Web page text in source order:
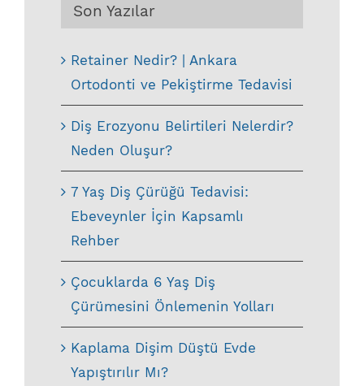
Son Yazılar
Retainer Nedir? | Ankara
Ortodonti ve Pekiştirme Tedavisi
Diş Erozyonu Belirtileri Nelerdir?
Neden Oluşur?
7 Yaş Diş Çürüğü Tedavisi:
Ebeveynler İçin Kapsamlı
Rehber
Çocuklarda 6 Yaş Diş
Çürümesini Önlemenin Yolları
Kaplama Dişim Düştü Evde
Yapıştırılır Mı?